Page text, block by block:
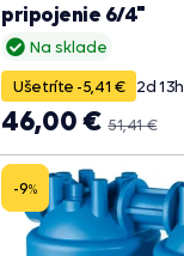
Na sklade
pripojenie 6/4"
Ušetríte -5,41 € 2d13h
51,41 €
46,00 €
-9%